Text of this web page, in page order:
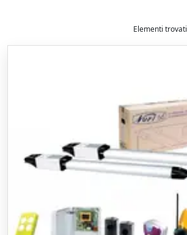
Elementi trovati